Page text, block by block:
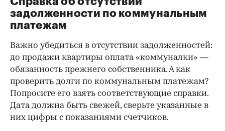
задолженности по коммунальным
платежам
Важно убедиться в отсутствии задолженностей:
до продажи квартиры оплата «коммуналки» —
обязанность прежнего собственника. А как
проверить долги по коммунальным платежам?
Попросите его взять соответствующие справки.
Дата должна быть свежей, сверьте указанные в
них цифры с показаниями счетчиков.